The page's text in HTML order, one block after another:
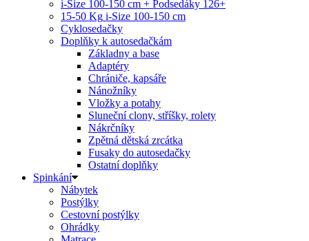
i-Size 100-150 cm + Podsedáky 126+
15-50 Kg i-Size 100-150 cm
Cyklosedačky
Doplňky k autosedačkám
Základny a base
Adaptéry
Chrániče, kapsáře
Nánožníky
Vložky a potahy
Sluneční clony, stříšky, rolety
Nákrčníky
Zpětná dětská zrcátka
Fusaky do autosedačky
Ostatní doplňky
Spinkání
Nábytek
Postýlky
Cestovní postýlky
Ohrádky